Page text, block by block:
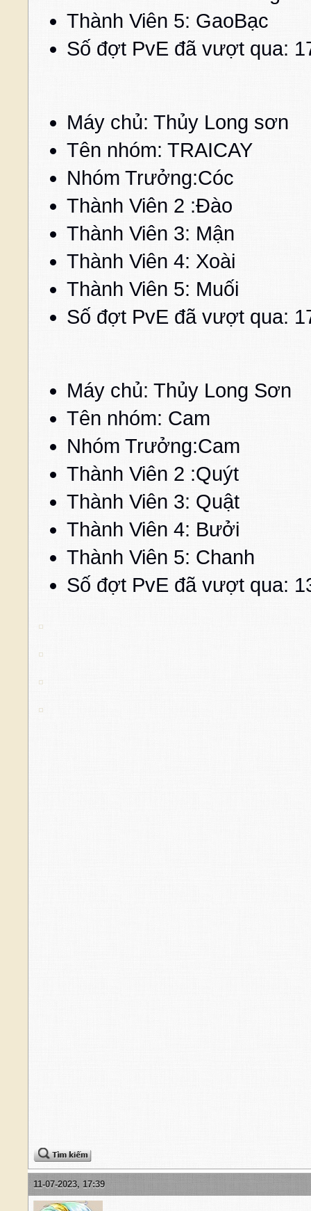
Thành Viên 5:
Số đợt PvE đã vượt qua:
Máy chủ: Thủy Long sơn
Tên nhóm: TRAICAY
Nhóm Trưởng:Cóc
Thành Viên 2
Thành Viên 3:
Thành Viên 4: Xoài
Thành Viên 5:
Số đợt PvE đã vượt qua:
Máy chủ: Thủy Long Sơn
Tên nhóm: Cam
Nhóm Trưởng:Cam
Thành Viên 2
Thành Viên 3:
Thành Viên 4: Bưởi
Thành Viên 5:
Số đợt PvE đã vượt qua:
11-07-2023, 17:39